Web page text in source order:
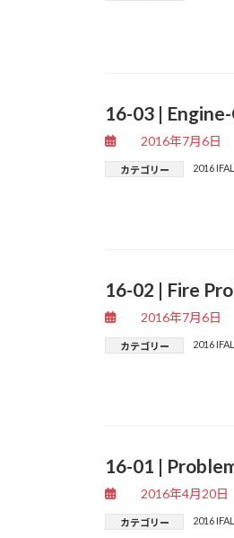
16-03 |
2016年7月6日
カテゴリー 2016
16-02 | Fire
2016年7月6日
カテゴリー 2016
16-01 |
2016年4月20日
カテゴリー 2016